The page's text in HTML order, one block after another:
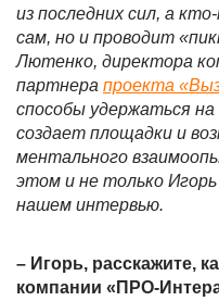
из последних сил, а
сам, но и проводит
Лютенко, директора
партнера проекта
способы удержаться
создает площадки и
ментального
этом и не только
нашем интервью.
– Игорь, расскажите,
компании «ПРО-